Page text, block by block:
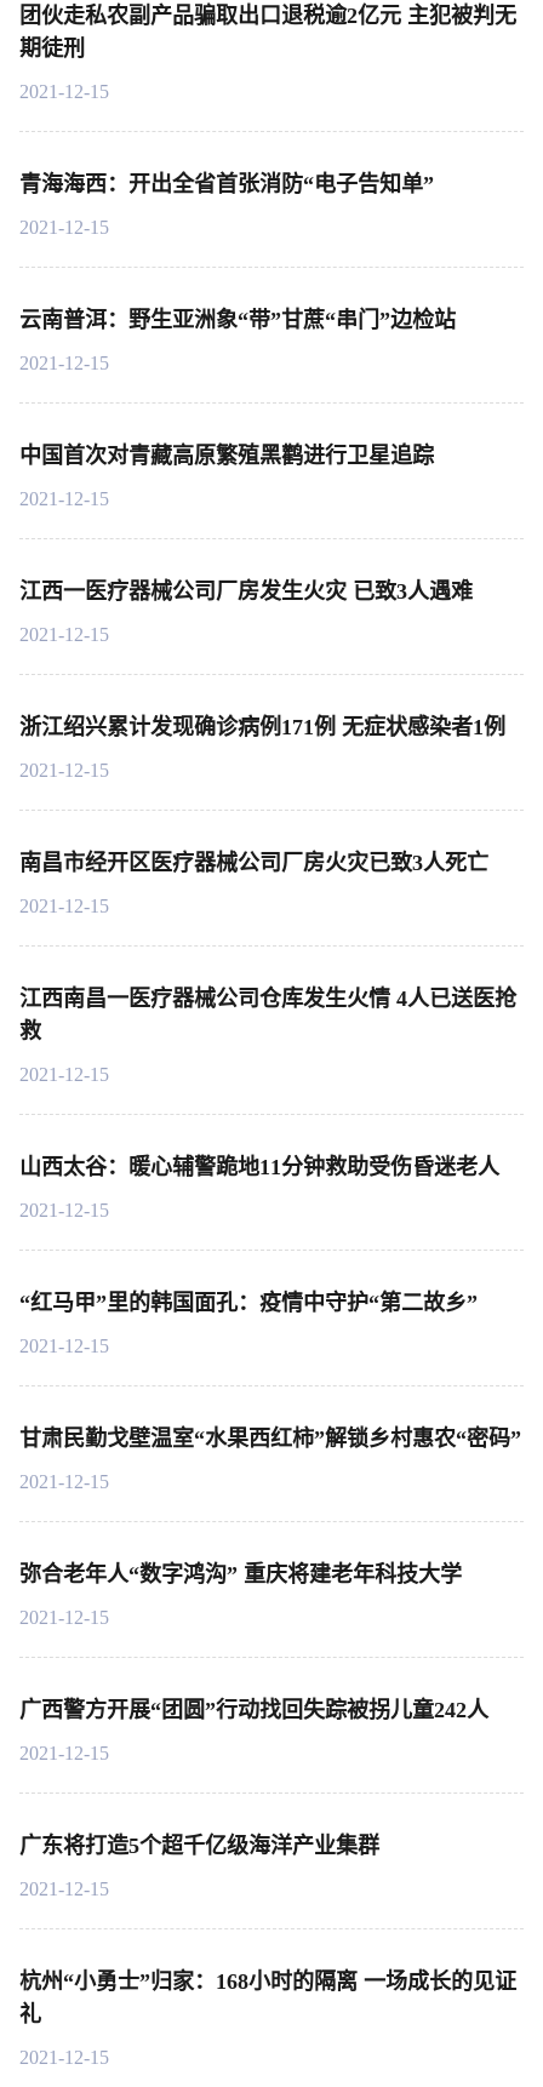
团伙走私农副产品骗取出口退税逾2亿元 主犯被判无
期徒刑
2021-12-15
青海海西：开出全省首张消防“电子告知单”
2021-12-15
云南普洱：野生亚洲象“带”甘蔗“串门”边检站
2021-12-15
中国首次对青藏高原繁殖黑鹳进行卫星追踪
2021-12-15
江西一医疗器械公司厂房发生火灾 已致3人遇难
2021-12-15
浙江绍兴累计发现确诊病例171例 无症状感染者1例
2021-12-15
南昌市经开区医疗器械公司厂房火灾已致3人死亡
2021-12-15
江西南昌一医疗器械公司仓库发生火情 4人已送医抢
救
2021-12-15
山西太谷：暖心辅警跪地11分钟救助受伤昏迷老人
2021-12-15
“红马甲”里的韩国面孔：疫情中守护“第二故乡”
2021-12-15
甘肃民勤戈壁温室“水果西红柿”解锁乡村惠农“密码”
2021-12-15
弥合老年人“数字鸿沟” 重庆将建老年科技大学
2021-12-15
广西警方开展“团圆”行动找回失踪被拐儿童242人
2021-12-15
广东将打造5个超千亿级海洋产业集群
2021-12-15
杭州“小勇士”归家：168小时的隔离 一场成长的见证
礼
2021-12-15